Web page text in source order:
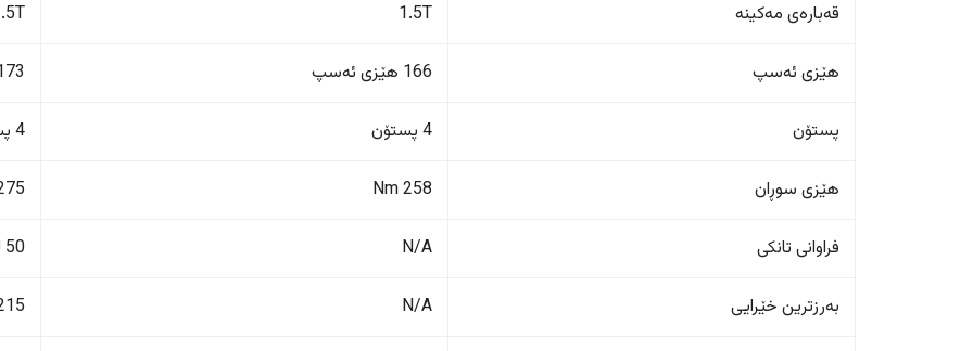
قەبارەی مەکینە 1.5T
هێزی ئەسپ 166 هێزی ئەسپ 173 هێزی
پستۆن 4 پستۆن 4 پستۆن
هێزی سوڕان 258 Nm
Nm
فراوانی تانکی N/A 50 لیتر
بەرزترین خێرایی N/A 215 کم/